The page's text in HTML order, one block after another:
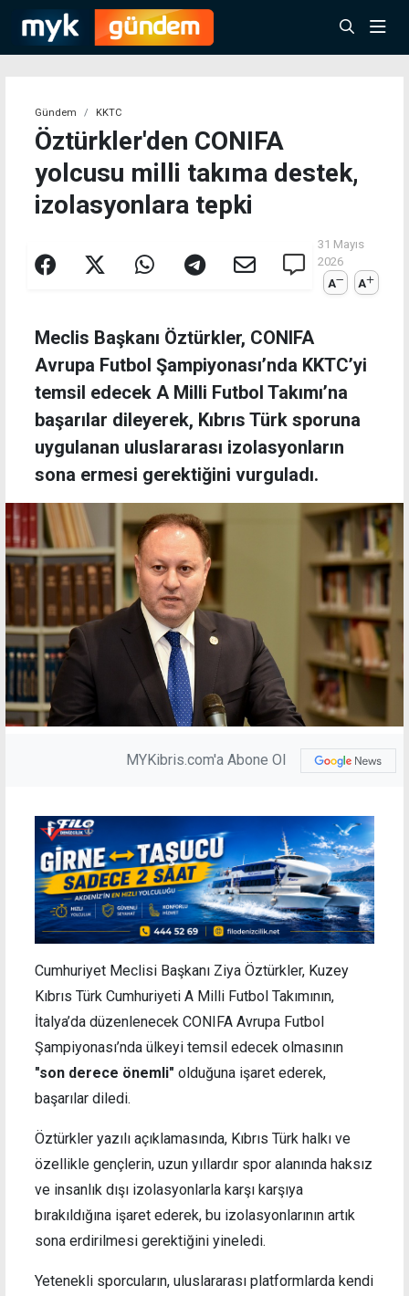
Gündem KKTC
Öztürkler'den CONIFA
yolcusu milli takıma destek,
izolasyonlara tepki
31 Mayıs
2026
A
A
Meclis Başkanı Öztürkler, CONIFA
Avrupa Futbol Şampiyonası’nda KKTC’yi
temsil edecek A Milli Futbol Takımı’na
başarılar dileyerek, Kıbrıs Türk sporuna
uygulanan uluslararası izolasyonların
sona ermesi gerektiğini vurguladı.
MYKibris.com'a Abone Ol
Cumhuriyet Meclisi Başkanı Ziya Öztürkler, Kuzey
Kıbrıs Türk Cumhuriyeti A Milli Futbol Takımının,
İtalya’da düzenlenecek CONIFA Avrupa Futbol
Şampiyonası’nda ülkeyi temsil edecek olmasının
"son derece önemli" olduğuna işaret ederek,
başarılar diledi.
Öztürkler yazılı açıklamasında, Kıbrıs Türk halkı ve
özellikle gençlerin, uzun yıllardır spor alanında haksız
ve insanlık dışı izolasyonlarla karşı karşıya
bırakıldığına işaret ederek, bu izolasyonlarının artık
sona erdirilmesi gerektiğini yineledi.
Yetenekli sporcuların, uluslararası platformlarda kendi